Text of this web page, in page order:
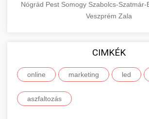
Nógrád Pest Somogy Szabolcs-Szatmár-
Veszprém Zala
CIMKÉK
online marketing led
aszfaltozás